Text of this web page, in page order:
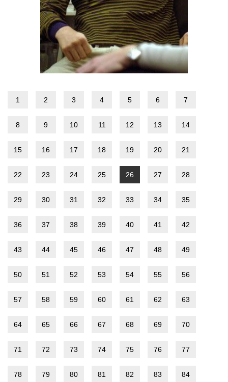
1 2 3 4 5 6 7
8 9 10 11 12 13 14
15 16 17 18 19 20 21
22 23 24 25 26 27 28
29 30 31 32 33 34 35
36 37 38 39 40 41 42
43 44 45 46 47 48 49
50 51 52 53 54 55 56
57 58 59 60 61 62 63
64 65 66 67 68 69 70
71 72 73 74 75 76 77
78 79 80 81 82 83 84